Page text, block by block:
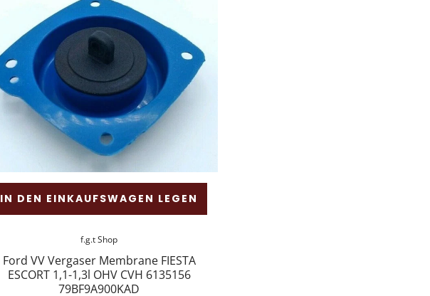
f.g.t Shop
Ford VV Vergaser Membrane FIESTA
ESCORT 1,1-1,3l OHV CVH 6135156
79BF9A900KAD
IN DEN EINKAUFSWAGEN LEGEN